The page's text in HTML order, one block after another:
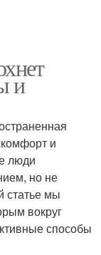
и
и
люди
но не
статье мы
вокруг
способы